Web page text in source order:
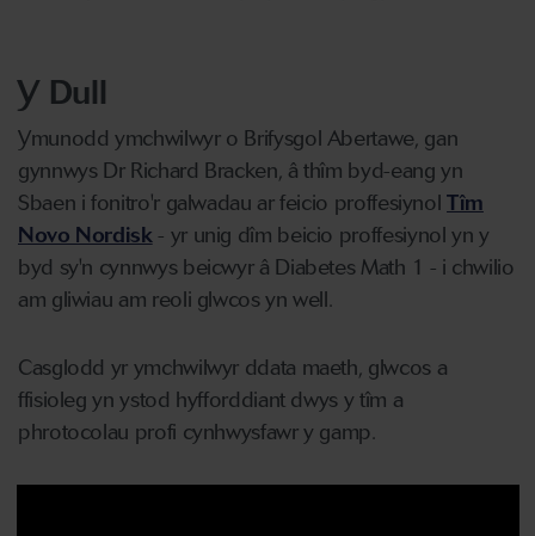
Y Dull
Ymunodd ymchwilwyr o Brifysgol Abertawe, gan
gynnwys Dr Richard Bracken, â thîm byd-eang yn
Sbaen i fonitro'r galwadau ar feicio proffesiynolTîm
Novo Nordisk- yr unig dîm beicio proffesiynol yn y
byd sy'n cynnwys beicwyr â Diabetes Math 1 - i chwilio
am gliwiau am reoli glwcos yn well.
Casglodd yr ymchwilwyr ddata maeth, glwcos a
ffisioleg yn ystod hyfforddiant dwys y tîm a
phrotocolau profi cynhwysfawr y gamp.